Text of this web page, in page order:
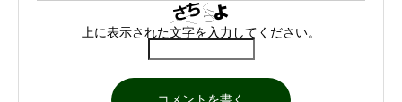
上に表示された文字を入力してください。